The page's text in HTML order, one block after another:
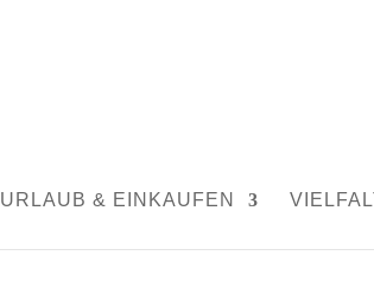
URLAUB & EINKAUFEN